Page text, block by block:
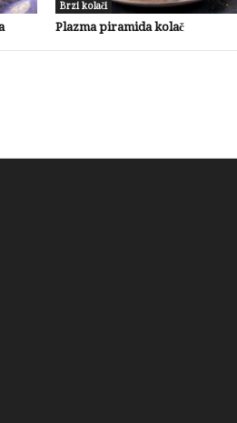
Brzi kolači
Plazma piramida kolač